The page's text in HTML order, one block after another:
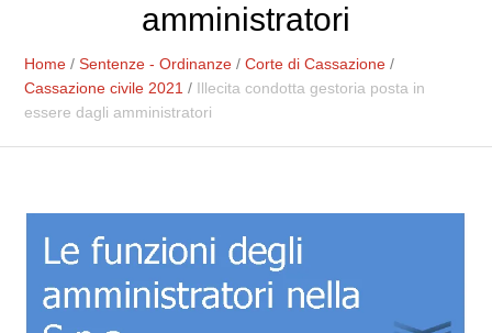
amministratori
Home /Sentenze - Ordinanze /Corte di Cassazione /
Cassazione civile 2021 / Illecita condotta gestoria posta in
essere dagli amministratori